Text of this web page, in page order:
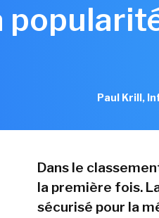
Paul Krill,
Dans le
la première fois.
sécurisé pour la